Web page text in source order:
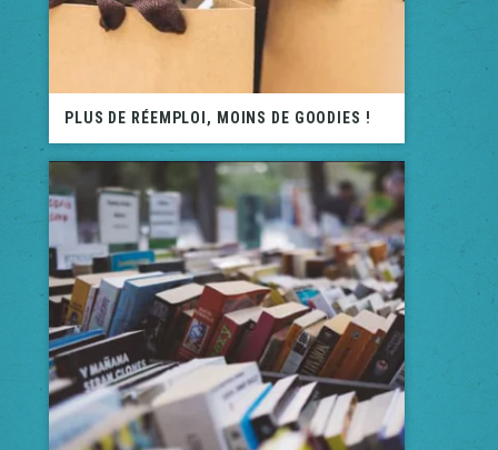
PLUS DE RÉEMPLOI, MOINS DE GOODIES !